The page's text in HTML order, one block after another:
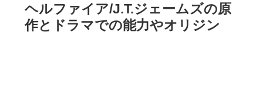
ヘルファイア/J.T.ジェームズの原
作とドラマでの能力やオリジン